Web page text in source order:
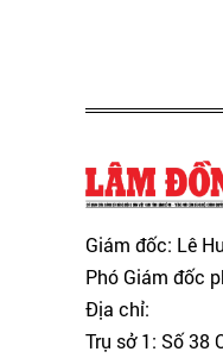
Giám đốc: Lê
Phó Giám đốc
Địa chỉ:
Trụ sở 1: Số 38